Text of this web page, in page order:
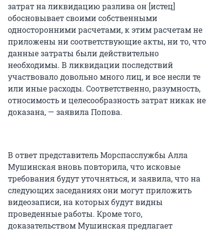
затрат на ликвидацию разлива он [истец]
обосновывает своими собственными
односторонними расчетами, к этим расчетам не
приложены ни соответствующие акты, ни то, что
данные затраты были действительно
необходимы. В ликвидации последствий
участвовало довольно много лиц, и все несли те
или иные расходы. Соответственно, разумность,
относимость и целесообразность затрат никак не
доказана, — заявила Попова.
В ответ представитель Морспасслужбы Алла
Мушинская вновь повторила, что исковые
требования будут уточняться, и заявила, что на
следующих заседаниях они могут приложить
видеозаписи, на которых будут видны
проведенные работы. Кроме того,
доказательством Мушинская предлагает